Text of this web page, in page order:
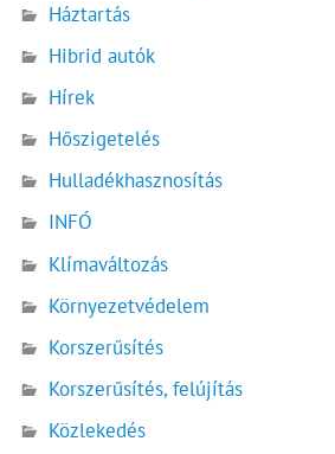
Háztartás
Hibrid autók
Hírek
Hőszigetelés
Hulladékhasznosítás
INFÓ
Klímaváltozás
Környezetvédelem
Korszerűsítés
Korszerűsítés, felújítás
Közlekedés